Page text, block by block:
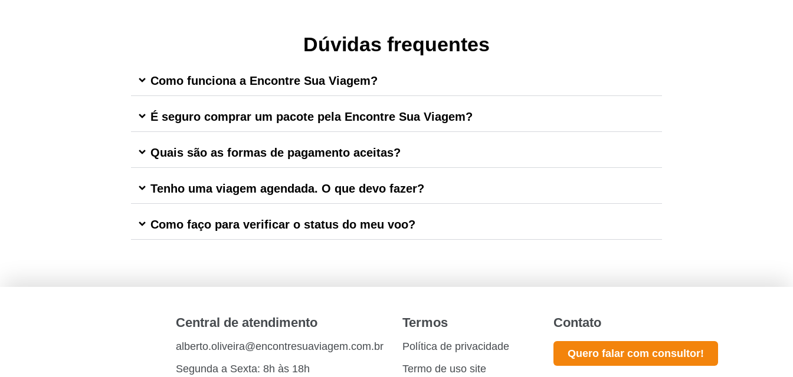
Dúvidas frequentes
Como funciona a Encontre Sua Viagem?
É seguro comprar um pacote pela Encontre Sua Viagem?
Quais são as formas de pagamento aceitas?
Tenho uma viagem agendada. O que devo fazer?
Como faço para verificar o status do meu voo?
Central de atendimento
alberto.oliveira@encontresuaviagem.com.br
Segunda a Sexta: 8h às 18h
Termos
Política de privacidade
Termo de uso site
Contato
Quero falar com consultor!